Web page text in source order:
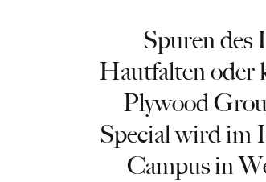
ein UnikatSpuren des
Hautfalten oder
Plywood
Special wird im
Campus in